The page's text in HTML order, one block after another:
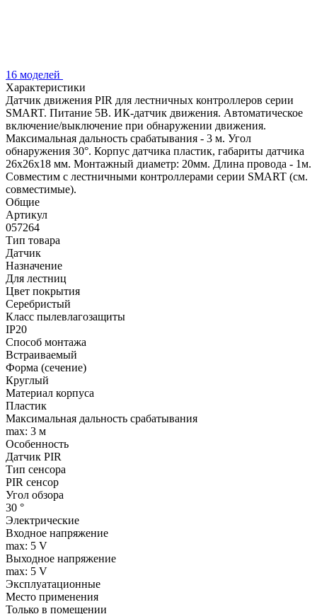
16 моделей
Характеристики
Датчик движения PIR для лестничных контроллеров серии
SMART. Питание 5В. ИК-датчик движения. Автоматическое
включение/выключение при обнаружении движения.
Максимальная дальность срабатывания - 3 м. Угол
обнаружения 30°. Корпус датчика пластик, габариты датчика
26x26x18 мм. Монтажный диаметр: 20мм. Длина провода - 1м.
Совместим с лестничными контроллерами серии SMART (см.
совместимые).
Общие
Артикул
057264
Тип товара
Датчик
Назначение
Для лестниц
Цвет покрытия
Серебристый
Класс пылевлагозащиты
IP20
Способ монтажа
Встраиваемый
Форма (сечение)
Круглый
Материал корпуса
Пластик
Максимальная дальность срабатывания
max: 3 м
Особенность
Датчик PIR
Тип сенсора
PIR сенсор
Угол обзора
30 °
Электрические
Входное напряжение
max: 5 V
Выходное напряжение
max: 5 V
Эксплуатационные
Место применения
Только в помещении